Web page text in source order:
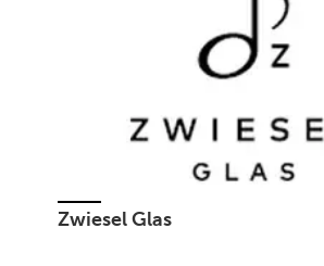
Zwiesel Glas